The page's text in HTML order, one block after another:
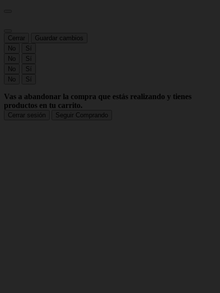
Cerrar
Guardar cambios
No
Sí
No
Sí
No
Sí
No
Sí
Vas a abandonar la compra que estás realizando y tienes
productos en tu carrito.
Cerrar sesión Seguir Comprando